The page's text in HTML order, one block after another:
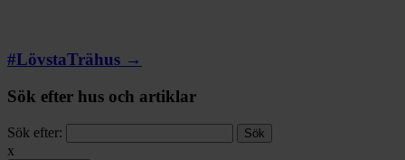
#LövstaTrähus →
Sök efter hus och artiklar
Sök efter:
x